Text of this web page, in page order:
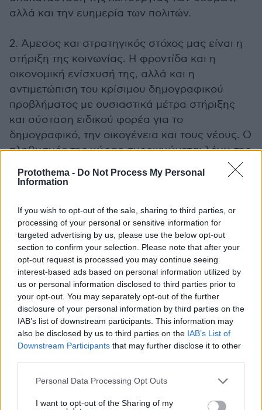
Protothema - Do Not Process My Personal
Information
If you wish to opt-out of the sale, sharing to third parties, or
processing of your personal or sensitive information for
targeted advertising by us, please use the below opt-out
section to confirm your selection. Please note that after your
opt-out request is processed you may continue seeing
interest-based ads based on personal information utilized by
us or personal information disclosed to third parties prior to
your opt-out. You may separately opt-out of the further
disclosure of your personal information by third parties on the
IAB’s list of downstream participants. This information may
also be disclosed by us to third parties on the IAB’s List of
Downstream Participants that may further disclose it to other
Please note that this website/app uses one or more Google
not limited to your visit or usage behaviour. You may click to
Personal Data Processing Opt Outs
I want to opt-out of the Sharing of my
αλλά και την ευημερία των πολιτών.
2. Άμεσος και στρατηγικός στόχος μας είναι η
στήριξη της κοινωνίας. Η φροντίδα και η
οικονομική ενίσχυσή της, αλλά και η
αντιμετώπιση του κρίσιμου δημογραφικού
προβλήματος με ουσιαστικά μέτρα στήριξης
και σύσταση ειδικού φορέα για το
δημογραφικό, την οικογένεια και τους νέους. Ο
πληθυσμός της χώρας συρρικνώνεται λόγω της
πληθυσμού, της αυξανόμενης φτωχοποίησης
εξωτερικό (brain drain). Γι’ αυτό και πρώτιστο
μέλημά μας είναι η με κάθε μέσο στήριξη της
οικογένειας, που είναι ο πυρήνας και το
θεμέλιο της κοινωνίας και ειδικά των νέων, της
ελπίδας της πατρίδας μας.
3. Ανασυγκρότηση του δημόσιου εκπαιδευτικού
συστήματος, ώστε να καταστεί ισχυρό και
ποιοτικό, με μέριμνα στην ειδική αγωγή και με
γενναία στήριξη των λειτουργών του. Στόχος
της παιδείας είναι να προετοιμάσει ενεργούς
και σκεπτόμενους πολίτες, ικανούς να